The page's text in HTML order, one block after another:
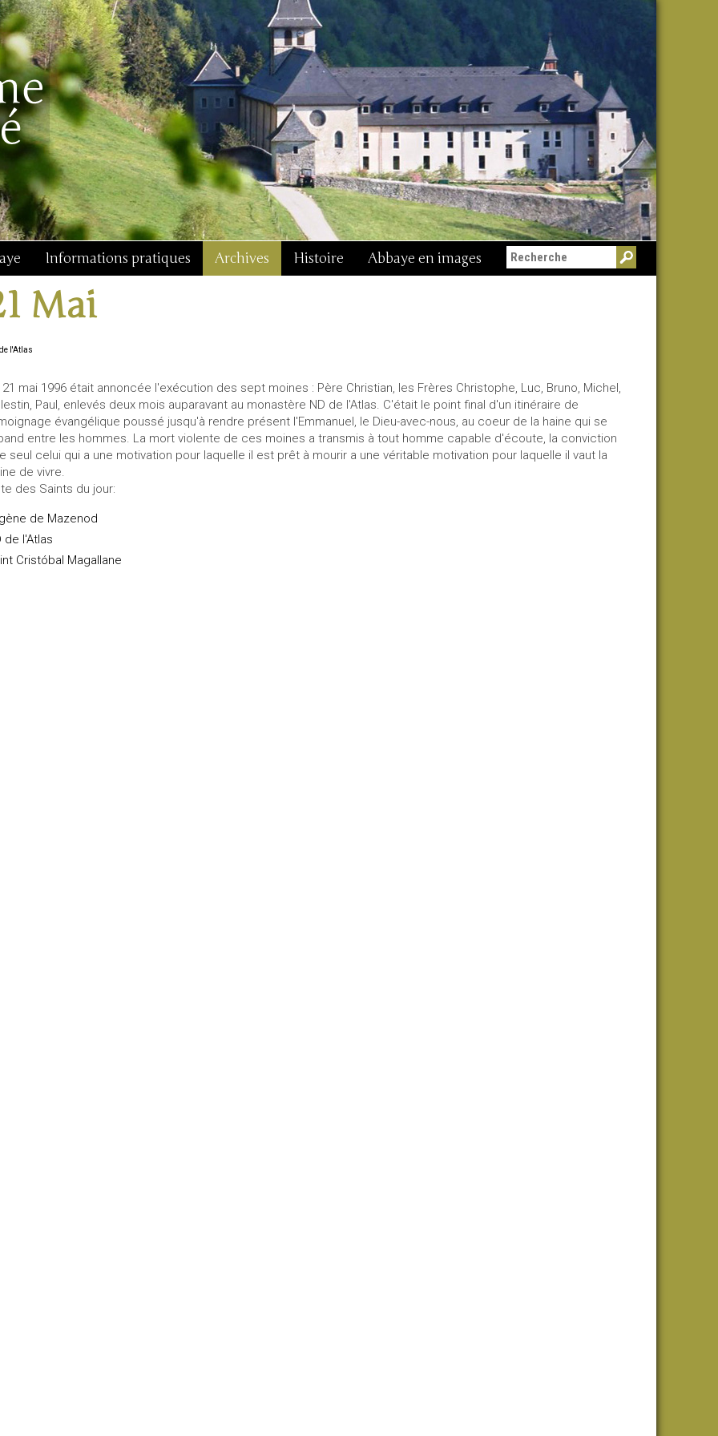
Informations pratiques Archives Histoire Abbaye en images
Mai
l'Atlas
21 mai 1996 était annoncée l'exécution des sept moines : Père Christian, les Frères Christophe, Luc, Bruno, Michel,
Paul, enlevés deux mois auparavant au monastère ND de l'Atlas. C'était le point final d'un itinéraire de
évangélique poussé jusqu'à rendre présent l'Emmanuel, le Dieu-avec-nous, au coeur de la haine qui se
entre les hommes. La mort violente de ces moines a transmis à tout homme capable d'écoute, la conviction
seul celui qui a une motivation pour laquelle il est prêt à mourir a une véritable motivation pour laquelle il vaut la
de vivre.
des Saints du jour:
de Mazenod
de l'Atlas
Cristóbal Magallane